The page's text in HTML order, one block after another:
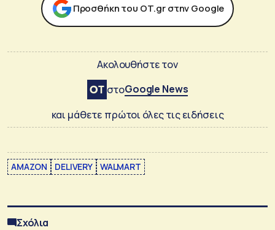
Προσθήκη του ΟΤ.gr στην Google
Ακολουθήστε τον
στοGoogle News
και μάθετε πρώτοι όλες τις ειδήσεις
AMAZON DELIVERY WALMART
Σχόλια